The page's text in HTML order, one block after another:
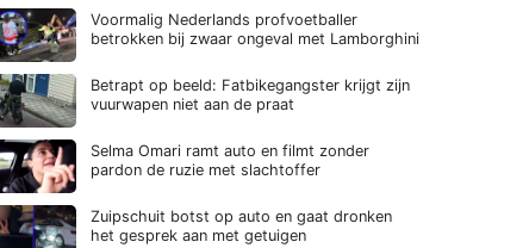
Voormalig Nederlands profvoetballer
betrokken bij zwaar ongeval met Lamborghini
Betrapt op beeld: Fatbikegangster krijgt zijn
vuurwapen niet aan de praat
Selma Omari ramt auto en filmt zonder
pardon de ruzie met slachtoffer
Zuipschuit botst op auto en gaat dronken
het gesprek aan met getuigen